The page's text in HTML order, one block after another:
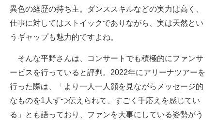
異色の経歴の持ち主。ダンススキルなどの実力は高く、
仕事に対してはストイックでありながら、実は天然とい
うギャップも魅力的ですよね。
そんな平野さんは、コンサートでも積極的にファンサ
ービスを行っていると評判。2022年にアリーナツアーを
行った際は、「より一人一人顔を見ながらメッセージ的
なものを1人ずつ伝えられて、すごく手応えを感じてい
る」とも語っており、ファンを大事にしている姿勢がう